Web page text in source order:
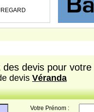
des devis pour votre
devis Véranda
Votre Prénom :